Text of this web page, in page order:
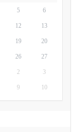
5 6
12 13
19 20
26 27
2 3
9 10